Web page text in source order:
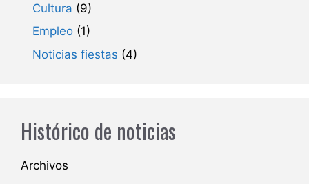
Cultura (9)
Empleo (1)
Noticias fiestas (4)
Histórico de noticias
Archivos